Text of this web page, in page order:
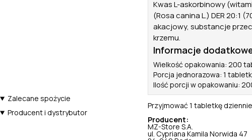
Kwas L-askorbinowy
(Rosa canina L.) DER 20:1
akacjowy, substancje
krzemu.
Informacje
Wielkość opakowania: 200
Porcja jednorazowa: 1
Ilość porcji w opakowaniu:
Zalecane spożycie
Przyjmować 1 tabletkę
Producent i dystrybutor
Producent:
MZ-Store S.A.
ul. Cypriana Kamila Norwida 47